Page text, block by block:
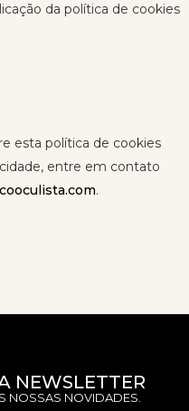
da política de cookies
esta política de cookies
entre em contato
.
NEWSLETTER
NOSSAS NOVIDADES.